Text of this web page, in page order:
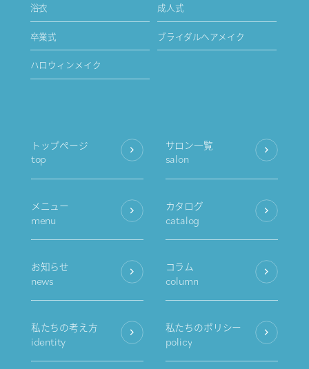
浴衣 成人式
卒業式 ブライダルヘアメイク
ハロウィンメイク
トップページ
top
サロン一覧
salon
メニュー
menu
カタログ
catalog
お知らせ
news
コラム
column
私たちの考え方
identity
私たちのポリシー
policy